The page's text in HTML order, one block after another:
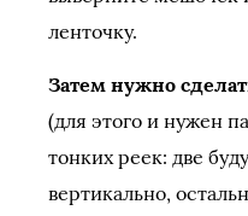
ленточку.
Затем нужно
(для этого и нужен
тонких реек: две
вертикально,